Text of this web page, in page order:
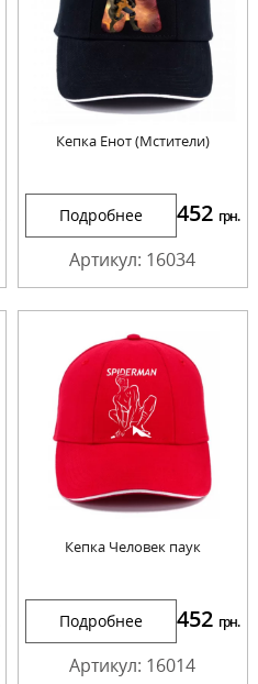
Кепка Енот (Мстители)
Подробнее 452 грн.
Артикул: 16034
Кепка Человек паук
Подробнее 452 грн.
Артикул: 16014